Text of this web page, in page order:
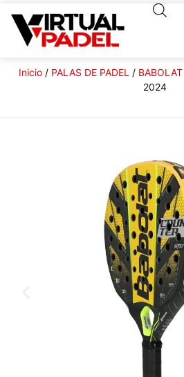
Inicio / PALAS DE PADEL / BABOLAT
2024